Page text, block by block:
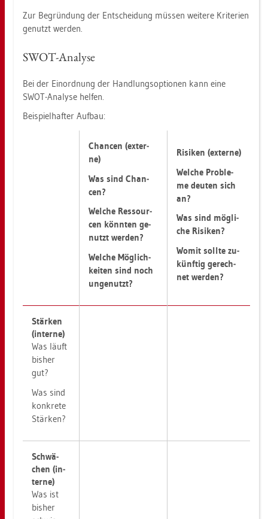
Zur Be­grün­dung der Ent­schei­dung müs­sen wei­te­re Kri­te­ri­en
ge­nutzt wer­den.
SWOT-Ana­ly­se
Bei der Ein­ord­nung der Hand­lungs­op­tio­nen kann eine
SWOT-Ana­ly­se hel­fen.
Bei­spiel­haf­ter Auf­bau:
Chan­cen (ex­ter­
ne)
Was sind Chan­
cen?
Wel­che Res­sour­
cen könn­ten ge­
nutzt wer­den?
Wel­che Mög­lich­
kei­ten sind noch
un­ge­nutzt?
Ri­si­ken (ex­ter­ne)
Wel­che Pro­ble­
me deu­ten sich
an?
Was sind mög­li­
che Ri­si­ken?
Womit soll­te zu­
künf­tig ge­rech­
net wer­den?
Stär­ken
(in­ter­ne)
Was läuft
bis­her
gut?
Was sind
kon­kre­te
Stär­ken?
Schwä­
chen (in­
ter­ne)
Was ist
bis­her